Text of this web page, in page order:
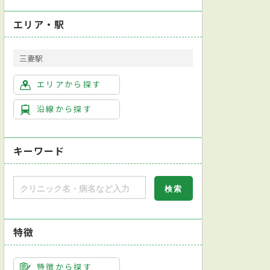
エリア・駅
三妻駅
エリアから探す
沿線から探す
キーワード
特徴
特徴から探す